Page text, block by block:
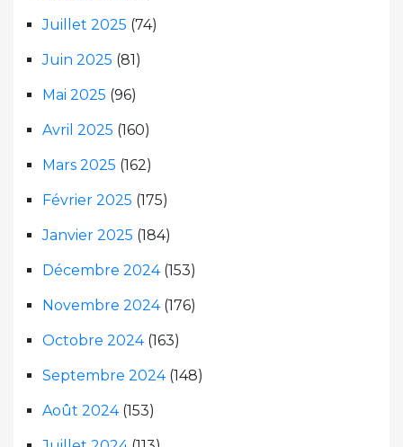
Juillet 2025 (74)
Juin 2025 (81)
Mai 2025 (96)
Avril 2025 (160)
Mars 2025 (162)
Février 2025 (175)
Janvier 2025 (184)
Décembre 2024(153)
Novembre 2024(176)
Octobre 2024(163)
Septembre 2024(148)
Août 2024(153)